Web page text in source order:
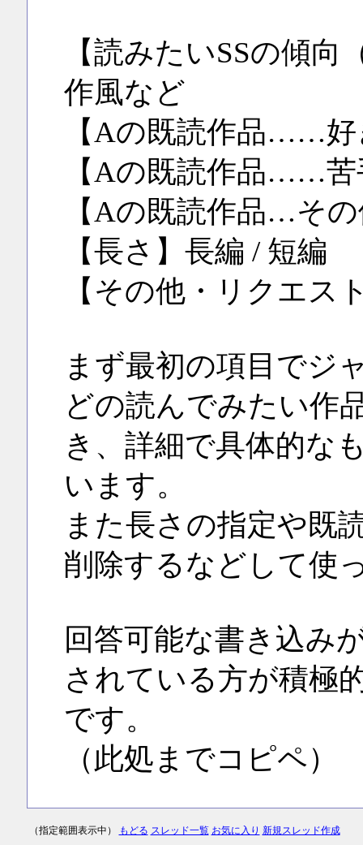
【読みたいSSの傾
作風など
【Aの既読作品……好
【Aの既読作品……苦
【Aの既読作品…そ
【長さ】長編 / 短編
【その他・リクエス
まず最初の項目でジ
どの読んでみたい作
き、詳細で具体的な
います。
また長さの指定や既
削除するなどして使
回答可能な書き込み
されている方が積極
です。
（此処までコピペ）
（指定範囲表示中） もどる スレッド一覧 お気に入り 新規スレッド作成